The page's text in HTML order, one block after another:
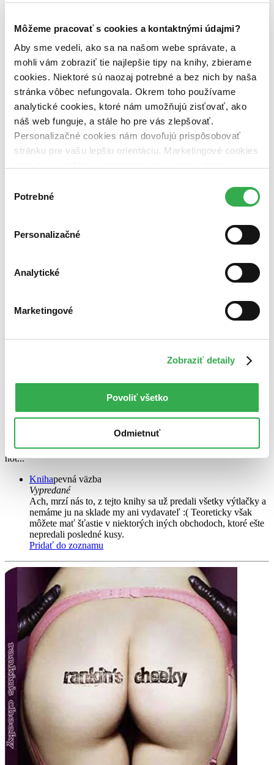
Môžeme pracovať s cookies a kontaktnými údajmi?
Aby sme vedeli, ako sa na našom webe správate, a
mohli vám zobraziť tie najlepšie tipy na knihy, zbierame
cookies. Niektoré sú naozaj potrebné a bez nich by naša
stránka vôbec nefungovala. Okrem toho používame
analytické cookies, ktoré nám umožňujú zisťovať, ako
náš web funguje, a stále ho pre vás zlepšovať.
Personalizačné cookies nám dovoľujú prispôsobovať
stránku pre vašu lepšiu orientáciu. Marketingové cookies
nám pomohlo, keby sme mohli používať všetky tieto
súhlasu
Potrebné
Personalizačné
Analytické
Marketingové
Zobraziť detaily
Povoliť všetko
Odmietnuť
Tento produkt je na objednávku a jeho dodanie môže trvať aj
objednávku odoslali čo najskôr a o jej ceste vás budeme včas
informovať.
Pridať do zoznamu
EN
want to be. These female nudes from the master of erotic
photography challenge our perception of what is real and what is
not...
Knihapevná väzba
Vypredané
Ach, mrzí nás to, z tejto knihy sa už predali všetky výtlačky a
nemáme ju na sklade my ani vydavateľ :( Teoreticky však
môžete mať šťastie v niektorých iných obchodoch, ktoré ešte
nepredali posledné kusy.
Pridať do zoznamu